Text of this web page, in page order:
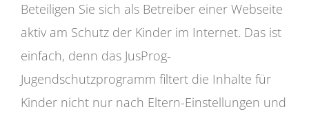
Beteiligen Sie sich als Betreiber einer Webseite
aktiv am Schutz der Kinder im Internet. Das ist
einfach, denn das JusProg-
Jugendschutzprogramm filtert die Inhalte für
Kinder nicht nur nach Eltern-Einstellungen und